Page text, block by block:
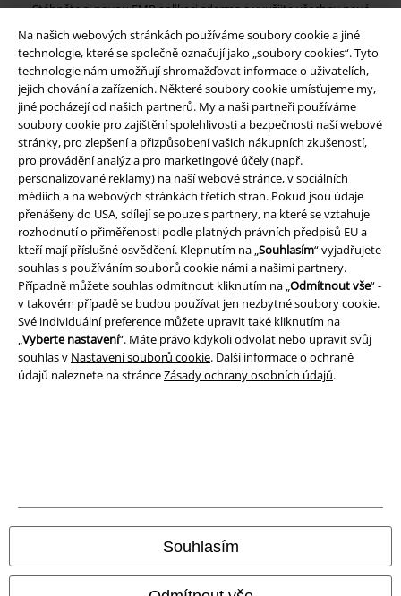
Na našich webových stránkách používáme soubory cookie a jiné
technologie, které se společně označují jako „soubory cookies“. Tyto
technologie nám umožňují shromažďovat informace o uživatelích,
jejich chování a zařízeních. Některé soubory cookie umísťujeme my,
jiné pocházejí od našich partnerů. My a naši partneři používáme
soubory cookie pro zajištění spolehlivosti a bezpečnosti naší webové
stránky, pro zlepšení a přizpůsobení vašich nákupních zkušeností,
pro provádění analýz a pro marketingové účely (např.
personalizované reklamy) na naší webové stránce, v sociálních
médiích a na webových stránkách třetích stran. Pokud jsou údaje
přenášeny do USA, sdílejí se pouze s partnery, na které se vztahuje
rozhodnutí o přiměřenosti podle platných právních předpisů EU a
kteří mají příslušné osvědčení. Klepnutím na „Souhlasím“ vyjadřujete
souhlas s používáním souborů cookie námi a našimi partnery.
Případně můžete souhlas odmítnout kliknutím na „Odmítnout vše“ -
v takovém případě se budou používat jen nezbytné soubory cookie.
Své individuální preference můžete upravit také kliknutím na
„Vyberte nastavení“. Máte právo kdykoli odvolat nebo upravit svůj
souhlas v Nastavení souborů cookie. Další informace o ochraně
údajů naleznete na stránceZásady ochrany osobních údajů.
Souhlasím
Stáhněte si novou EMP aplikaci zdarma a využijte všechny nové
funkce a výhody!
A Warner Music Group Company
Ochrana osobních údajů
Likvidace odpadu a ochrana životního prostředí